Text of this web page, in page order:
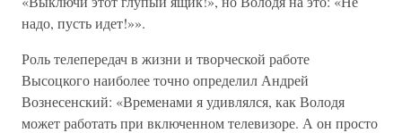
надо, пусть идет!»».
Роль телепередач в жизни и творческой работе
Высоцкого наиболее точно определил Андрей
Вознесенский: «Временами я удивлялся, как Володя
может работать при включенном телевизоре. А он просто